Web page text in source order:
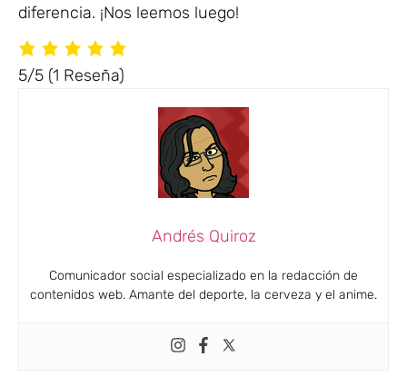
diferencia. ¡Nos leemos luego!
5/5 (1 Reseña)
Andrés Quiroz
Comunicador social especializado en la redacción de
contenidos web. Amante del deporte, la cerveza y el anime.